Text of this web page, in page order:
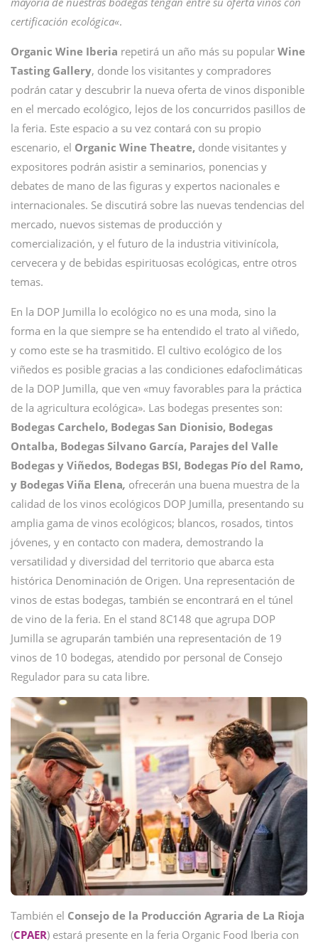
certificación ecológica«.
Organic Wine Iberia repetirá un año más su popular Wine
Tasting Gallery, donde los visitantes y compradores
podrán catar y descubrir la nueva oferta de vinos disponible
en el mercado ecológico, lejos de los concurridos pasillos de
la feria. Este espacio a su vez contará con su propio
escenario, el Organic Wine Theatre, donde visitantes y
expositores podrán asistir a seminarios, ponencias y
debates de mano de las figuras y expertos nacionales e
internacionales. Se discutirá sobre las nuevas tendencias del
mercado, nuevos sistemas de producción y
comercialización, y el futuro de la industria vitivinícola,
cervecera y de bebidas espirituosas ecológicas, entre otros
temas.
En la DOP Jumilla lo ecológico no es una moda, sino la
forma en la que siempre se ha entendido el trato al viñedo,
y como este se ha trasmitido. El cultivo ecológico de los
viñedos es posible gracias a las condiciones edafoclimáticas
de la DOP Jumilla, que ven «muy favorables para la práctica
de la agricultura ecológica». Las bodegas presentes son:
Bodegas Carchelo, Bodegas San Dionisio, Bodegas
Ontalba, Bodegas Silvano García, Parajes del Valle
Bodegas y Viñedos, Bodegas BSI, Bodegas Pío del Ramo,
y Bodegas Viña Elena, ofrecerán una buena muestra de la
calidad de los vinos ecológicos DOP Jumilla, presentando su
amplia gama de vinos ecológicos; blancos, rosados, tintos
jóvenes, y en contacto con madera, demostrando la
versatilidad y diversidad del territorio que abarca esta
histórica Denominación de Origen. Una representación de
vinos de estas bodegas, también se encontrará en el túnel
de vino de la feria. En el stand 8C148 que agrupa DOP
Jumilla se agruparán también una representación de 19
vinos de 10 bodegas, atendido por personal de Consejo
Regulador para su cata libre.
También el Consejo de la Producción Agraria de La Rioja
(CPAER) estará presente en la feria Organic Food Iberia con